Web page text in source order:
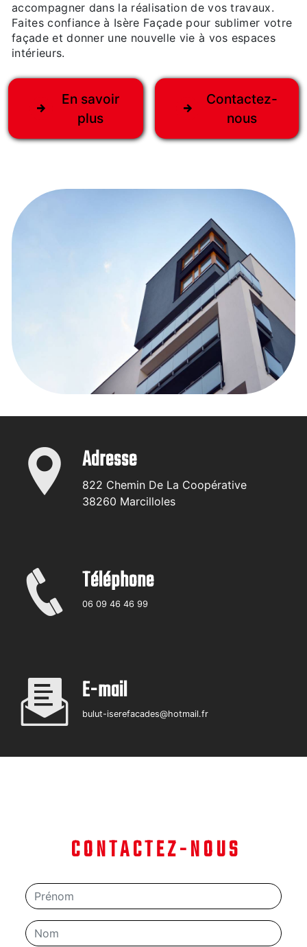
accompagner dans la réalisation de vos travaux.
Faites confiance à Isère Façade pour sublimer votre
façade et donner une nouvelle vie à vos espaces
intérieurs.
En savoir
plus
Contactez-
nous
Adresse
822 Chemin De La Coopérative
38260 Marcilloles
Téléphone
06 09 46 46 99
E-mail
bulut-iserefacades@hotmail.fr
CONTACTEZ-NOUS